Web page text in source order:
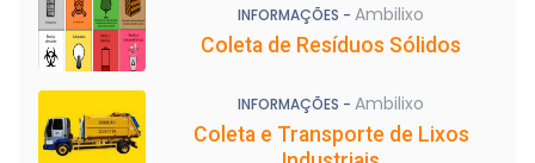
INFORMAÇÕES - Ambilixo
Coleta de Resíduos Sólidos
INFORMAÇÕES - Ambilixo
Coleta e Transporte de Lixos